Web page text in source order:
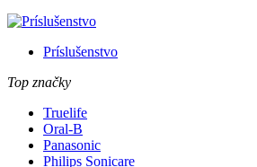
Príslušenstvo
Top značky
Truelife
Oral-B
Panasonic
Philips Sonicare